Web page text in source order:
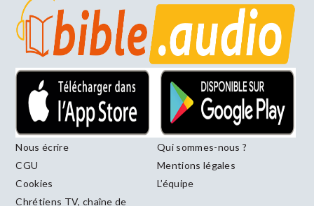
Nous écrire
Qui sommes-nous ?
CGU
Mentions légales
Cookies
L’équipe
Chrétiens TV, chaîne de